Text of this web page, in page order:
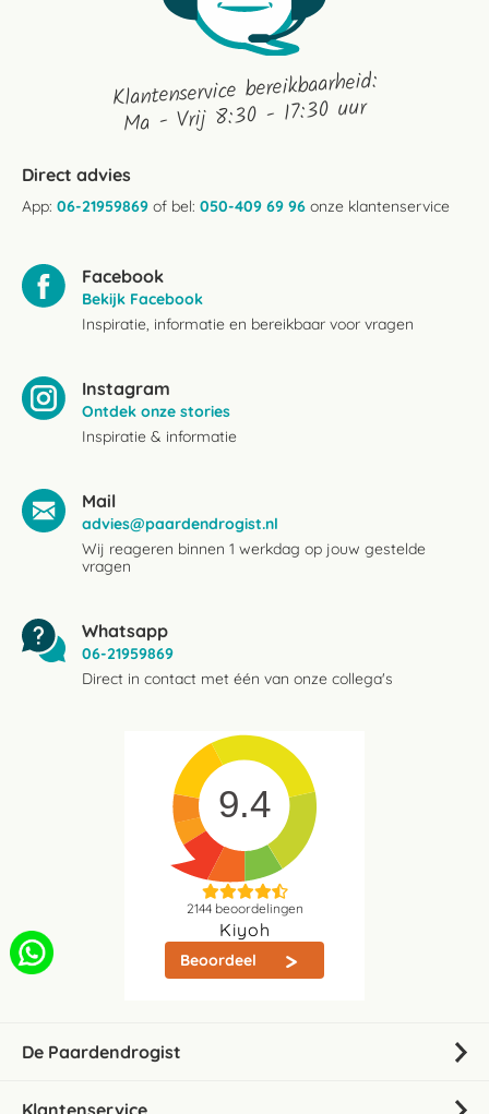
Klantenservice bereikbaarheid:
Ma - Vrij 8:30 - 17:30 uur
Direct advies
App: 06-21959869 of bel: 050-409 69 96 onze klantenservice
Facebook
Bekijk Facebook
Inspiratie, informatie en bereikbaar voor vragen
Instagram
Ontdek onze stories
Inspiratie & informatie
Mail
advies@paardendrogist.nl
Wij reageren binnen 1 werkdag op jouw gestelde
vragen
Whatsapp
06-21959869
Direct in contact met één van onze collega's
9.4
2144beoordelingen
Kiyoh
Beoordeel
De Paardendrogist
Klantenservice